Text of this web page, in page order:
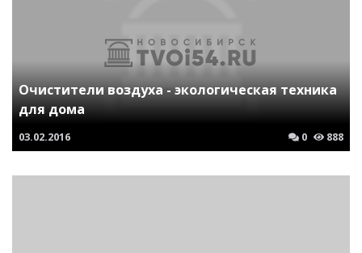
Очистители воздуха - экологическая техника
для дома
03.02.2016 0 888